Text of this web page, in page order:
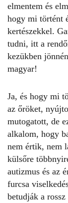
elmentem és
hogy mi történt
kertészekkel.
tudni, itt a
kezükben
magyar!
Ja, és hogy mi
az őröket,
mutogatott, de
alkalom, hogy
nem értik, nem
külsőre
autizmus és az
furcsa
betudják a